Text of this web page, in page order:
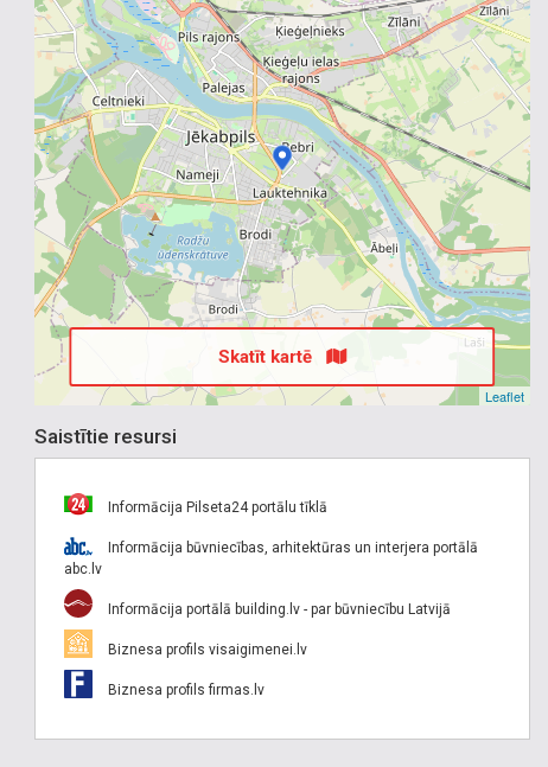
Leaflet
Skatīt kartē
Saistītie resursi
Informācija Pilseta24 portālu tīklā
Informācija būvniecības, arhitektūras un interjera portālā
abc.lv
Informācija portālā building.lv - par būvniecību Latvijā
Biznesa profils visaigimenei.lv
Biznesa profils firmas.lv